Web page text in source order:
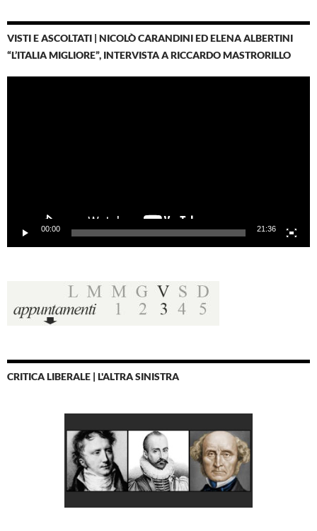
VISTI E ASCOLTATI | NICOLÒ CARANDINI ED ELENA ALBERTINI
“L’ITALIA MIGLIORE”, INTERVISTA A RICCARDO MASTRORILLO
00:00 21:36
CRITICA LIBERALE | L'ALTRA SINISTRA